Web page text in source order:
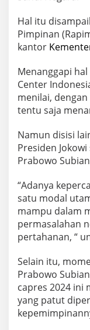
Hal itu
Pimpinan
kantor
Menanggapi
Center
menilai,
tentu saja
Namun disisi
Presiden
Prabowo
“Adanya
satu modal
mampu dalam
permasalahan
pertahanan, “
Selain itu,
Prabowo
capres 2024 ini
yang patut